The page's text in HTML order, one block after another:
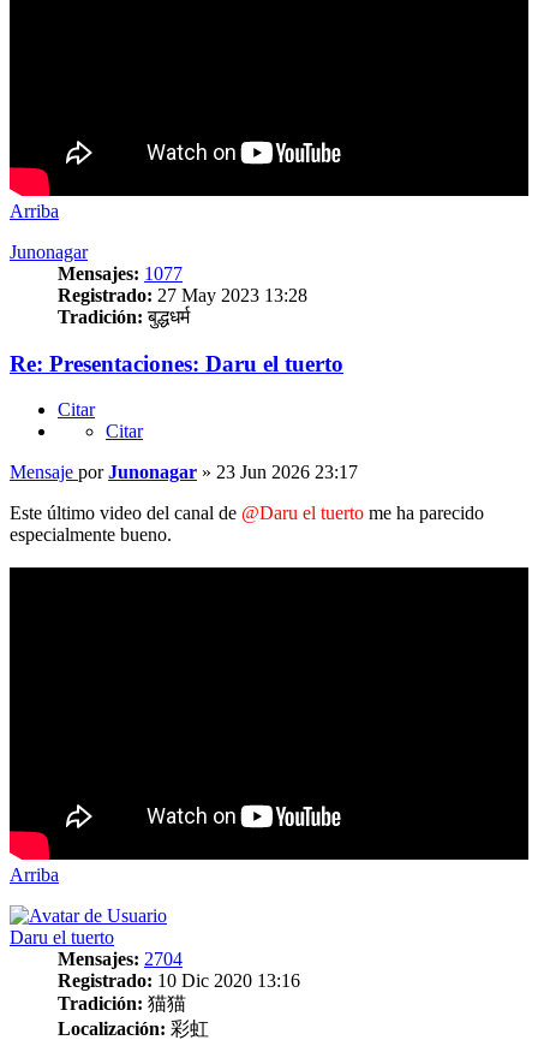
Arriba
Junonagar
Mensajes: 1077
Registrado: 27 May 2023 13:28
Tradición: बुद्धधर्म
Re: Presentaciones: Daru el tuerto
Citar
Citar
Mensaje porJunonagar » 23 Jun 2026 23:17
Este último video del canal de @Daru el tuerto me ha parecido
especialmente bueno.
Arriba
Daru el tuerto
Mensajes: 2704
Registrado: 10 Dic 2020 13:16
Tradición: 猫猫
Localización: 彩虹